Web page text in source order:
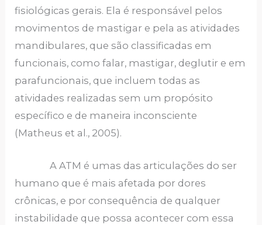
fisiológicas gerais. Ela é responsável pelos
movimentos de mastigar e pela as atividades
mandibulares, que são classificadas em
funcionais, como falar, mastigar, deglutir e em
parafuncionais, que incluem todas as
atividades realizadas sem um propósito
específico e de maneira inconsciente
(Matheus et al., 2005).
A ATM é umas das articulações do ser
humano que é mais afetada por dores
crônicas, e por consequência de qualquer
instabilidade que possa acontecer com essa